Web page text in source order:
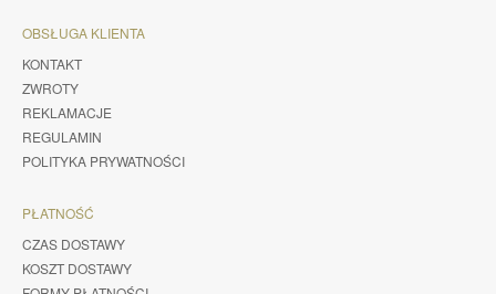
OBSŁUGA KLIENTA
KONTAKT
ZWROTY
REKLAMACJE
REGULAMIN
POLITYKA PRYWATNOŚCI
PŁATNOŚĆ
CZAS DOSTAWY
KOSZT DOSTAWY